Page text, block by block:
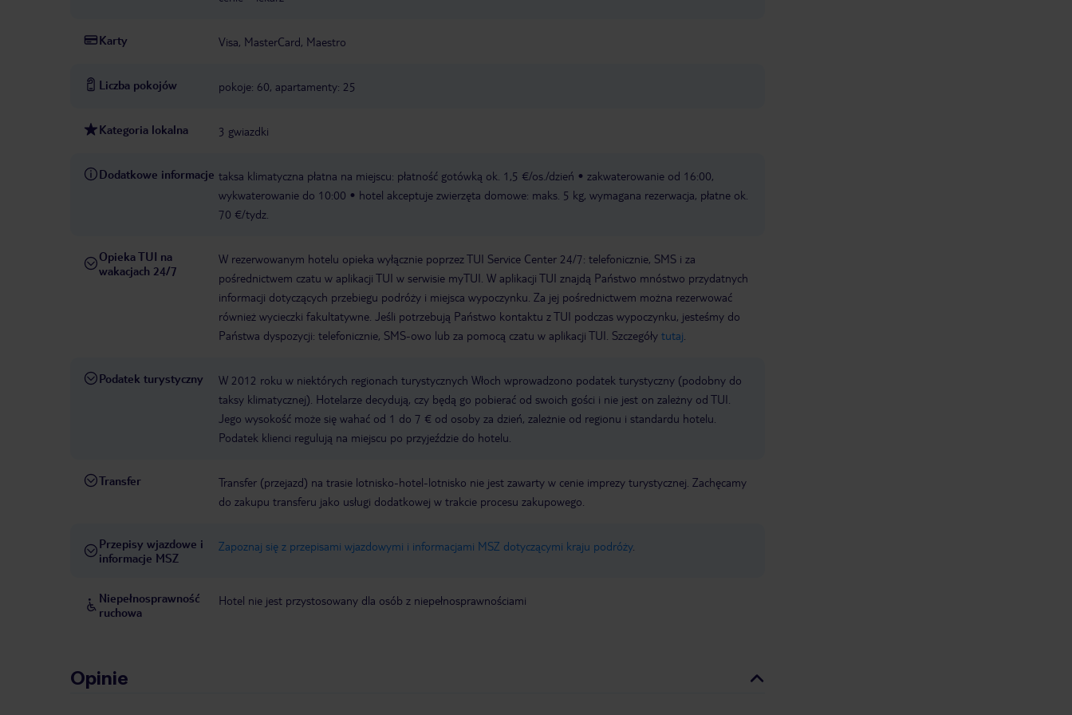
Karty Visa, MasterCard, Maestro
Liczba pokojów pokoje: 60, apartamenty: 25
Kategoria lokalna 3 gwiazdki
Dodatkowe informacje taksa klimatyczna płatna na miejscu: płatność gotówką ok. 1,5 €/os./dzień
zakwaterowanie od 16:00,
wykwaterowanie do 10:00
hotel akceptuje zwierzęta domowe: maks. 5 kg, wymagana rezerwacja, płatne ok.
70 €/tydz.
Opieka TUI na
wakacjach 24/7
W rezerwowanym hotelu opieka wyłącznie poprzez TUI Service Center 24/7: telefonicznie, SMS i za
pośrednictwem czatu w aplikacji TUI w serwisie myTUI. W aplikacji TUI znajdą Państwo mnóstwo przydatnych
informacji dotyczących przebiegu podróży i miejsca wypoczynku. Za jej pośrednictwem można rezerwować
również wycieczki fakultatywne. Jeśli potrzebują Państwo kontaktu z TUI podczas wypoczynku, jesteśmy do
Państwa dyspozycji: telefonicznie, SMS-owo lub za pomocą czatu w aplikacji TUI. Szczegóły tutaj
Podatek turystyczny
W 2012 roku w niektórych regionach turystycznych Włoch wprowadzono podatek turystyczny (podobny do
taksy klimatycznej). Hotelarze decydują, czy będą go pobierać od swoich gości i nie jest on zależny od TUI.
Jego wysokość może się wahać od 1 do 7 € od osoby za dzień, zależnie od regionu i standardu hotelu.
Podatek klienci regulują na miejscu po przyjeździe do hotelu.
Transfer
Transfer (przejazd) na trasie lotnisko-hotel-lotnisko nie jest zawarty w cenie imprezy turystycznej. Zachęcamy
do zakupu transferu jako usługi dodatkowej w trakcie procesu zakupowego.
Przepisy wjazdowe i
informacje MSZ
Zapoznaj się z przepisami wjazdowymi i informacjami MSZ dotyczącymi kraju podróży.
Niepełnosprawność
ruchowa
Hotel nie jest przystosowany dla osób z niepełnosprawnościami
Opinie